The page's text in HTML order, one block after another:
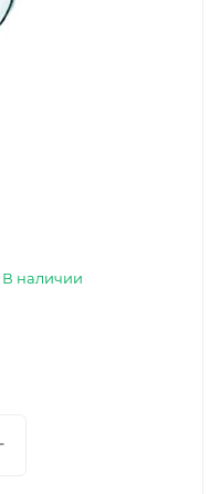
В наличии